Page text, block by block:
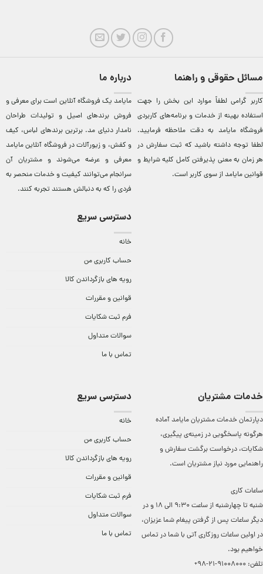
مسائل حقوقی و راهنما
کاربر گرامی لطفاً موارد این بخش را جهت
استفاده بهینه از خدمات و برنامه‌‏های کاربردی
فروشگاه مایامد به دقت ملاحظه فرمایید.
لطفا توجه داشته باشید که ثبت سفارش در
هر زمان به معنی پذیرفتن کامل کلیهشرایط و
قوانین مایامداز سوی کاربر است.
درباره ما
مایامد يک فروشگاه آنلاين است برای معرفی و
فروش برندهای اصيل و توليدات طراحان
نامدار دنيای مد. برترين‌ برندهای لباس، کيف
و کفش، و زيورآلات در فروشگاه آنلاين مایامد
معرفی و عرضه می‌شوند و مشتريان آن
سرانجام می‌توانند کيفيت و خدمات منحصر به
فردی را که به دنبالش هستند تجربه کنند.
دسترسی سریع
خانه
حساب کاربری من
رویه های بازگرداندن کالا
قوانین و مقررات
فرم ثبت شکایات
سوالات متداول
تماس با ما
خدمات مشتریان
دپارتمان خدمات مشتریان مایامد آماده
هرگونه پاسخگویی در زمینه‌ی پیگیری،
شکایات، درخواست برگشت سفارش و
راهنمایی مورد نیاز مشتریان است.
ساعات کاری
شنبه تا چهارشنبه از ساعت 9:30 الی 18 و در
دیگر ساعات ‌پس از گرفتن پیغام شما عزیزان،
در اولین ساعات روزکاری آتی با شما در تماس
خواهیم بود.
تلفن: 91008000-21-98+
دسترسی سریع
خانه
حساب کاربری من
رویه های بازگرداندن کالا
قوانین و مقررات
فرم ثبت شکایات
سوالات متداول
تماس با ما